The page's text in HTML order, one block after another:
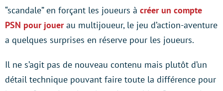
“scandale” en forçant les joueurs à créer un compte
PSN pour jouerau multijoueur, le jeu d’action-aventure
a quelques surprises en réserve pour les joueurs.
Il ne s’agit pas de nouveau contenu mais plutôt d’un
détail technique pouvant faire toute la différence pour